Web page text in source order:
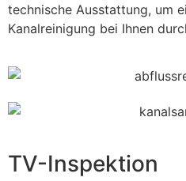
technische Ausstattung, um
Kanalreinigung bei Ihnen
TV-Inspektion